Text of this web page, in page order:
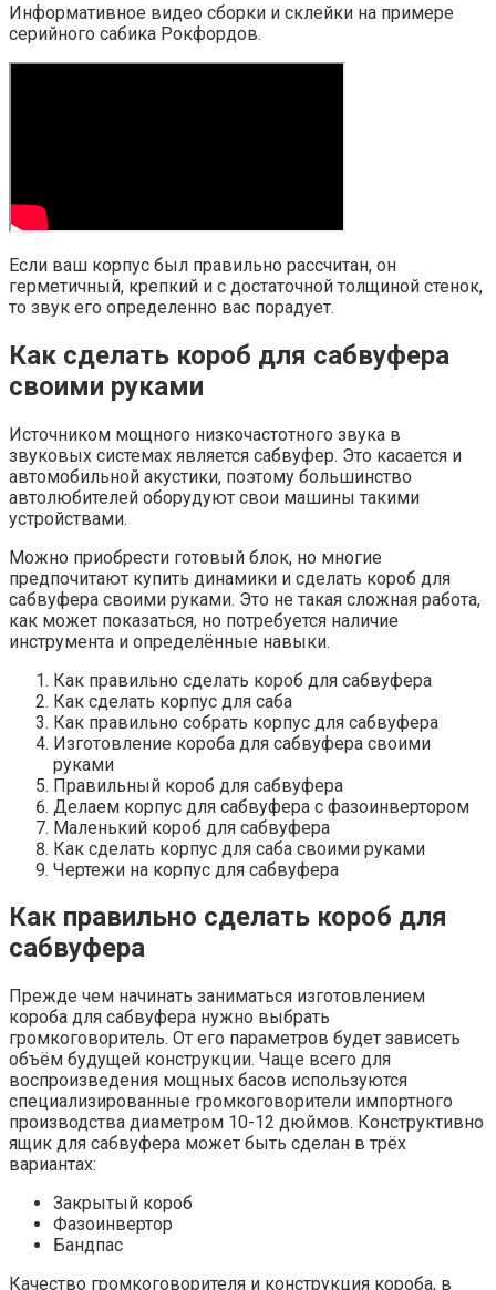
Информативное видео сборки и склейки на примере
серийного сабика Рокфордов.
Если ваш корпус был правильно рассчитан, он
герметичный, крепкий и с достаточной толщиной стенок,
то звук его определенно вас порадует.
Как сделать короб для сабвуфера
своими руками
Источником мощного низкочастотного звука в
звуковых системах является сабвуфер. Это касается и
автомобильной акустики, поэтому большинство
автолюбителей оборудуют свои машины такими
устройствами.
Можно приобрести готовый блок, но многие
предпочитают купить динамики и сделать короб для
сабвуфера своими руками. Это не такая сложная работа,
как может показаться, но потребуется наличие
инструмента и определённые навыки.
Как правильно сделать короб для сабвуфера
Как сделать корпус для саба
Как правильно собрать корпус для сабвуфера
Изготовление короба для сабвуфера своими
руками
Правильный короб для сабвуфера
Делаем корпус для сабвуфера с фазоинвертором
Маленький короб для сабвуфера
Как сделать корпус для саба своими руками
Чертежи на корпус для сабвуфера
Как правильно сделать короб для
сабвуфера
Прежде чем начинать заниматься изготовлением
короба для сабвуфера нужно выбрать
громкоговоритель. От его параметров будет зависеть
объём будущей конструкции. Чаще всего для
воспроизведения мощных басов используются
специализированные громкоговорители импортного
производства диаметром 10-12 дюймов. Конструктивно
ящик для сабвуфера может быть сделан в трёх
вариантах:
Закрытый короб
Фазоинвертор
Бандпас
Качество громкоговорителя и конструкция короба, в